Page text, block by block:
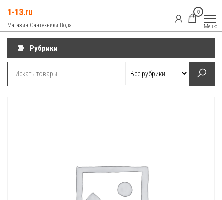
содержимому
1-13.ru
Магазин Сантехники Вода
0
Меню
Рубрики